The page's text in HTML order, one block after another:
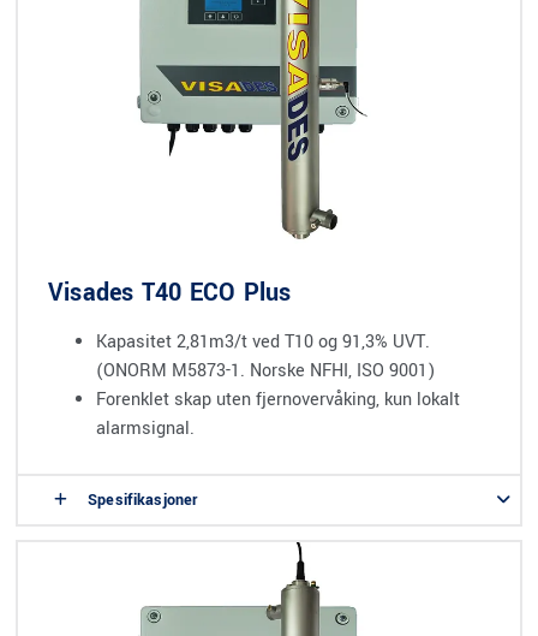
Visades T40 ECO Plus
Kapasitet 2,81m3/t ved T10 og 91,3% UVT.
(ONORM M5873-1. Norske NFHI, ISO 9001)
Forenklet skap uten fjernovervåking, kun lokalt
alarmsignal.
Spesifikasjoner